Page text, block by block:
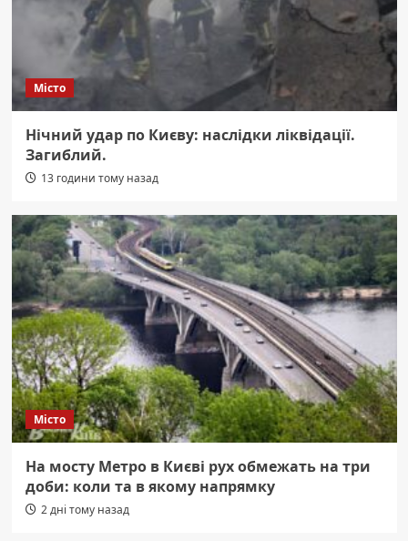
Місто
Нічний удар по Києву: наслідки ліквідації.
Загиблий.
13 години тому назад
Місто
На мосту Метро в Києві рух обмежать на три
доби: коли та в якому напрямку
2 дні тому назад